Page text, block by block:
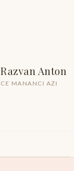
Razvan Anton
CE MANANCI AZI